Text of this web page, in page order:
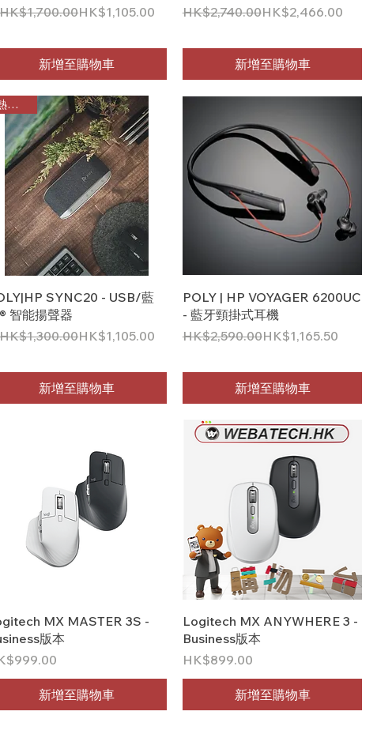
價格
HK$1,700.00HK$1,105.00
促銷價格
新增至購物車
一般價格
HK$2,740.00
促銷價格 HK$2,466.00
新增至購物車
快速瀏覽
熱門產品
SYNC20 - USB/藍
智能揚聲器
價格
HK$1,300.00HK$1,105.00
促銷價格
新增至購物車
快速瀏覽
POLY | HP VOYAGER 6200UC
- 藍牙頸掛式耳機
一般價格
HK$2,590.00
促銷價格 HK$1,165.50
新增至購物車
快速瀏覽
MX MASTER 3S -
版本
新增至購物車
快速瀏覽
Logitech MX ANYWHERE 3 -
Business版本
價格
HK$899.00
新增至購物車